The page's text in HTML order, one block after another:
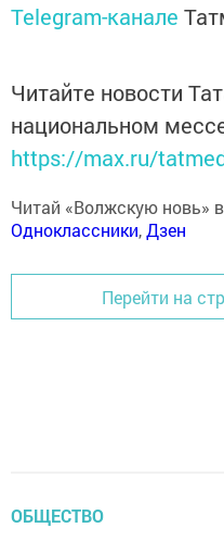
Telegram-канале
Читайте новости
национальном
https://max.ru/
Читай «Волжскую новь» в
Одноклассники,Дзен
Перейти на
ОБЩЕСТВО